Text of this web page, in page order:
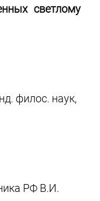
светлому
филос. наук,
РФ В.И.